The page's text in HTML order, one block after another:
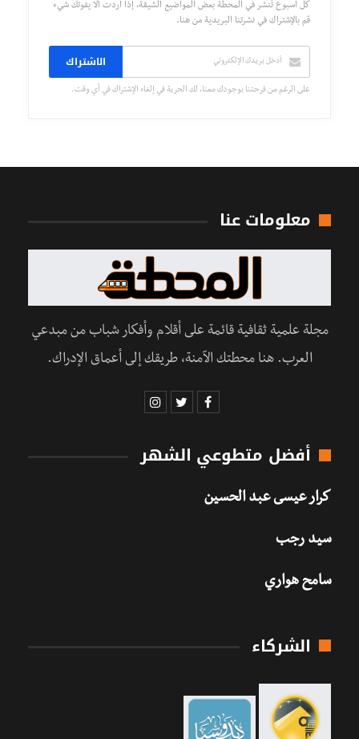
كل أسبوع تُنشر في المحطة بعض المواضيع الشيقة، إذا أردت ألا يفوتك شيء
قم بالإشتراك في نشرتنا البريدية من هنا.
الاشتراك
على الرغم من فرحتنا بوجودك معنا، لك الحرية في إلغاء الإشتراك في أي وقت.
معلومات عنا
مجلة علمية ثقافية قائمة على أقلام وأفكار شباب من مبدعي
العرب. هنا محطتك الآمنة، طريقك إلى أعماق الإدراك.
أفضل متطوعي الشهر
كرار عيسى عبد الحسين
سيد رجب
سامح هواري
الشركاء